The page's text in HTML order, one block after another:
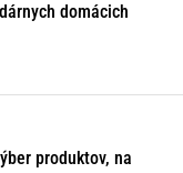
domácich
produktov, na